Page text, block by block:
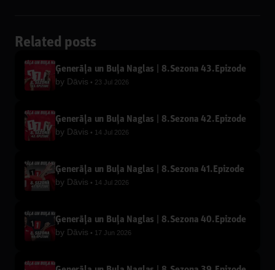
Related posts
Ģenerāļa un Buļa Naglas | 8.Sezona 43.Epizode
by Dāvis 23 Jul 2026
Ģenerāļa un Buļa Naglas | 8.Sezona 42.Epizode
by Dāvis 14 Jul 2026
Ģenerāļa un Buļa Naglas | 8.Sezona 41.Epizode
by Dāvis 14 Jul 2026
Ģenerāļa un Buļa Naglas | 8.Sezona 40.Epizode
by Dāvis 17 Jun 2026